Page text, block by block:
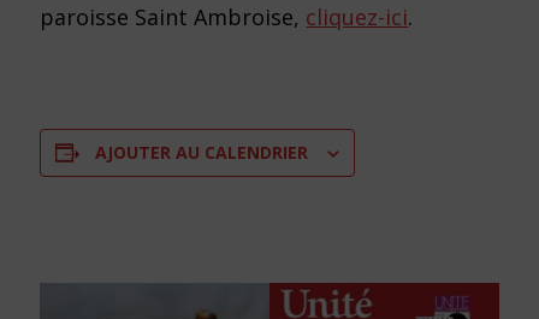
paroisse Saint Ambroise, cliquez-ici.
AJOUTER AU CALENDRIER